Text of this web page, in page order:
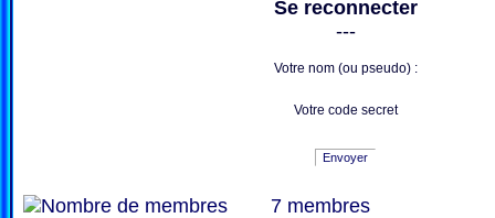
Se reconnecter
---
Votre nom (ou pseudo) :
Votre code secret
Envoyer
7 membres